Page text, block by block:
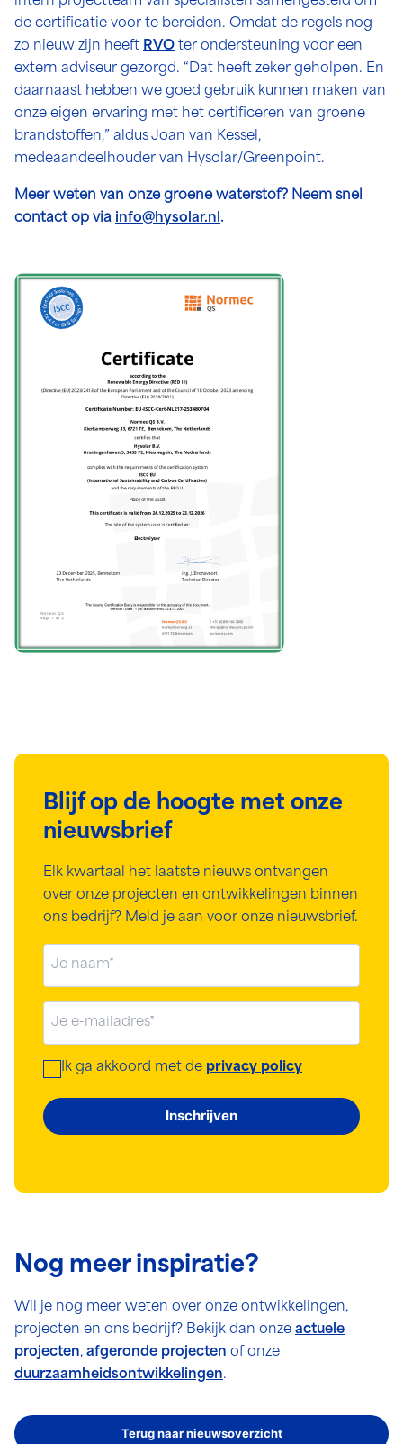
de certificatie voor te bereiden. Omdat de regels nog
zo nieuw zijn heeft RVO ter ondersteuning voor een
extern adviseur gezorgd. “Dat heeft zeker geholpen. En
daarnaast hebben we goed gebruik kunnen maken van
onze eigen ervaring met het certificeren van groene
brandstoffen,” aldus Joan van Kessel,
medeaandeelhouder van Hysolar/Greenpoint.
Meer weten van onze groene waterstof? Neem snel
contact op via info@hysolar.nl.
Blijf op de hoogte met onze
nieuwsbrief
Elk kwartaal het laatste nieuws ontvangen
over onze projecten en ontwikkelingen binnen
ons bedrijf? Meld je aan voor onze nieuwsbrief.
Instemming
Ik ga akkoord met de privacy policy
Inschrijven
Nog meer inspiratie?
Wil je nog meer weten over onze ontwikkelingen,
projecten en ons bedrijf? Bekijk dan onze actuele
projecten, afgeronde projecten of onze
duurzaamheidsontwikkelingen.
Terug naar nieuwsoverzicht